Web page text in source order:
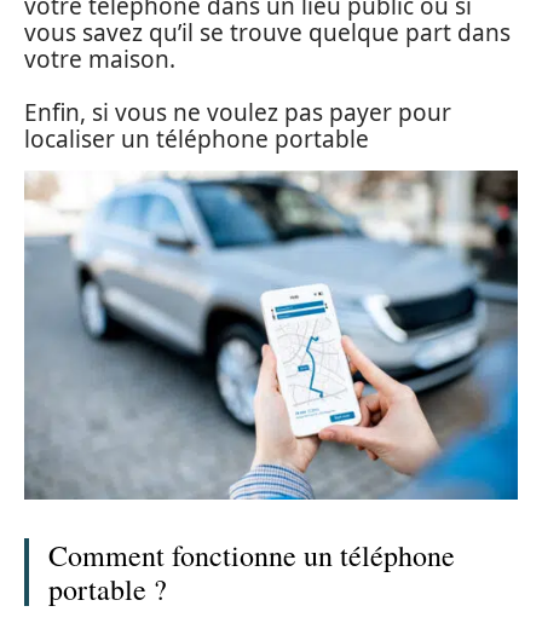
vous savez qu’il se trouve quelque part dans
votre maison.
Enfin, si vous ne voulez pas payer pour
localiser un téléphone portable
Comment fonctionne un téléphone
portable ?